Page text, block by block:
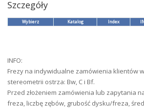
Szczegóły
Wybierz Katalog Index
INFO:
Frezy na indywidualne zamówienia klientów
stereometrii ostrza: Bw, C i Bf.
Przed złożeniem zamówienia lub zapytania
freza, liczbę zębów, grubość dysku/freza,